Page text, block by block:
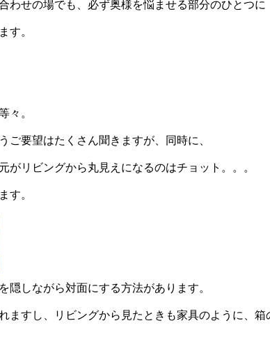
わせの場でも、必ず奥様を悩ませる部分のひとつに
す。
々。
ご要望はたくさん聞きますが、同時に、
がリビングから丸見えになるのはチョット。。。
す。
隠しながら対面にする方法があります。
ますし、リビングから見たときも家具のように、